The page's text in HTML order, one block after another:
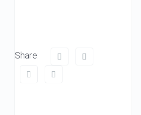
Share: